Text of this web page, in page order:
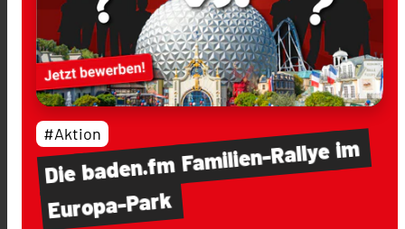
Diebaden.fmFamilien-Rallyeim
Europa-Park
#Aktion